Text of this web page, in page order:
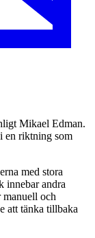
Mikael Edman.
en riktning som
med stora
innebar andra
manuell och
att tänka tillbaka